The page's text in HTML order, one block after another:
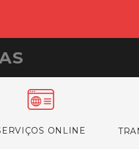
ONLINE